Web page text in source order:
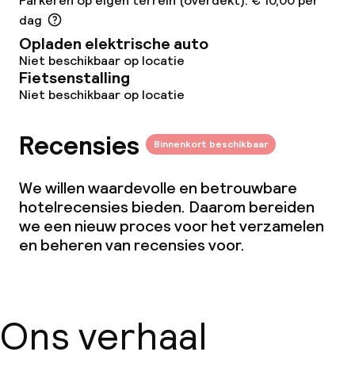
dag
Opladen elektrische auto
Niet beschikbaar op locatie
Fietsenstalling
Niet beschikbaar op locatie
Recensies Binnenkort beschikbaar
We willen waardevolle en betrouwbare
hotelrecensies bieden. Daarom bereiden
we een nieuw proces voor het verzamelen
en beheren van recensies voor.
Ons verhaal